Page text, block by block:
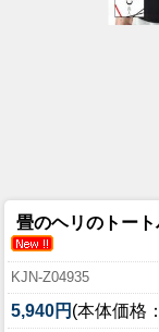
畳のヘリのトー
KJN-Z04935
5,940円 (本体価格